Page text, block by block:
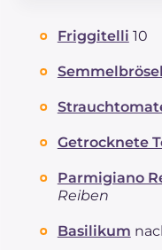
davon Zucker
REZEPTLESEN
davon gesättigte
Ballaststoffe
Natrium
Friggitelli 10
Semmelbrösel
Getrocknete
Parmigiano
Reiben
Basilikum